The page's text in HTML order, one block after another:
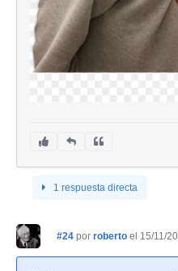
1 respuesta directa
#24 por roberto el 15/11/